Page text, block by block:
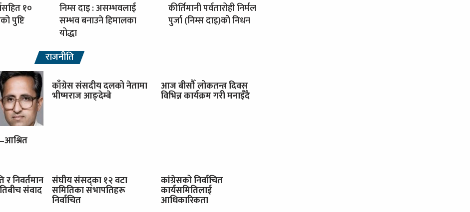
१०
पुष्टि
निम्स दाइ : असम्भवलाई
सम्भव बनाउने हिमालका
योद्धा
कीर्तिमानी पर्वतारोही निर्मल
पुर्जा (निम्स दाइ)को निधन
राजनीति
काँग्रेस संसदीय दलको नेतामा
भीष्मराज आङ्देम्बे
आज बीसौँ लोकतन्त्र दिवस
विभिन्न कार्यक्रम गरी मनाइँदै
निवर्तमान
संवाद
संघीय संसद्का १२ वटा
समितिका सभापतिहरू
निर्वाचित
कांग्रेसको निर्वाचित
कार्यसमितिलाई
आधिकारिकता